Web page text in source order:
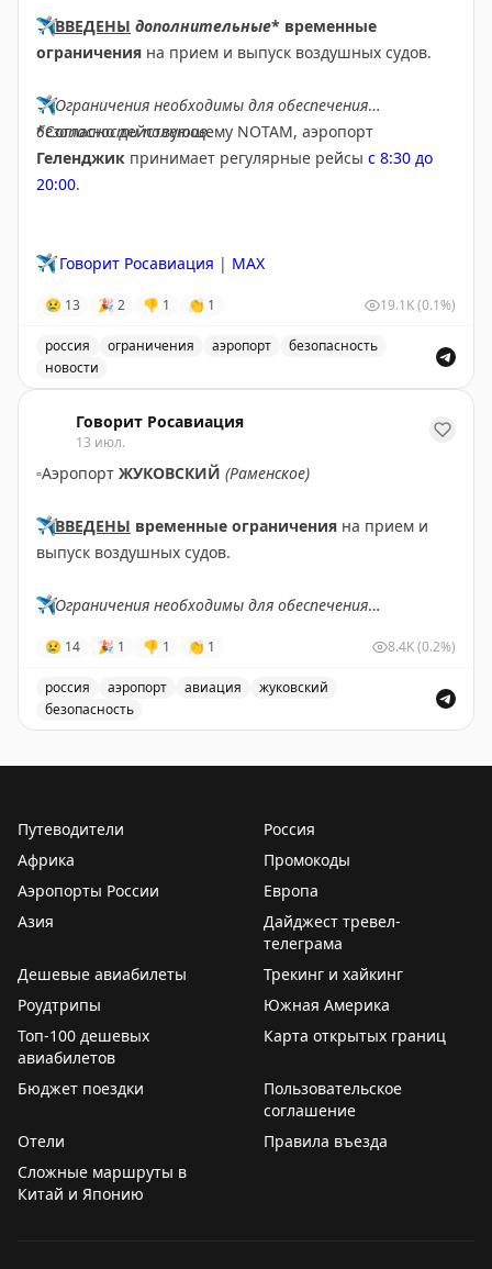
✈️ВВЕДЕНЫ дополнительные* временные
ограничения на прием и выпуск воздушных судов.
✈️Ограничения необходимы для обеспечения
безопасности полетов.
*Согласно действующему NOTAM, аэропорт
Геленджик принимает регулярные рейсы с 8:30 до
20:00.
✈️ Говорит Росавиация | MAX
😢 13 🎉 2 👎 1 👏 1 19.1K(0.1%)
россия ограничения аэропорт
безопасность
новости
Говорит Росавиация
13 июл.
▫️Аэропорт ЖУКОВСКИЙ (Раменское)
✈️ВВЕДЕНЫ временные ограничения на прием и
выпуск воздушных судов.
✈️Ограничения необходимы для обеспечения
✈️ Говорит Росавиация|MАХ
😢 14 🎉 1 👎 1 👏 1 8.4K(0.2%)
россия аэропорт авиация
жуковский
безопасность
Путеводители
Россия
Африка
Промокоды
Аэропорты России
Европа
Азия
Дайджест тревел-
телеграма
Дешевые авиабилеты
Трекинг и хайкинг
Роудтрипы
Южная Америка
Топ-100 дешевых
авиабилетов
Карта открытых границ
Бюджет поездки
Пользовательское
соглашение
Отели
Правила въезда
Сложные маршруты в
Китай и Японию